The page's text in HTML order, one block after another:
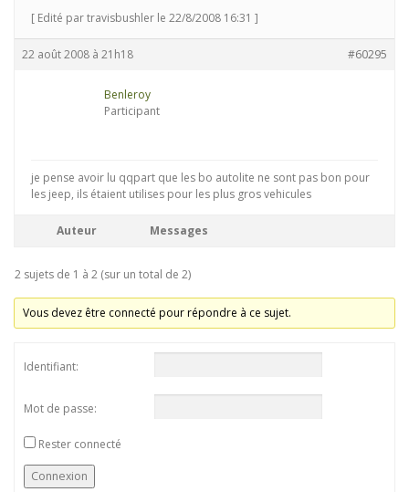
[ Edité par travisbushler le 22/8/2008 16:31 ]
22 août 2008 à 21h18 #60295
Benleroy
Participant
je pense avoir lu qqpart que les bo autolite ne sont pas bon pour
les jeep, ils étaient utilises pour les plus gros vehicules
Auteur Messages
2 sujets de 1 à 2 (sur un total de 2)
Vous devez être connecté pour répondre à ce sujet.
Identifiant:
Mot de passe:
Rester connecté
Connexion